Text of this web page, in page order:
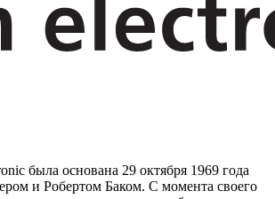
была основана 29 октября 1969 года
и Робертом Баком. С момента своего